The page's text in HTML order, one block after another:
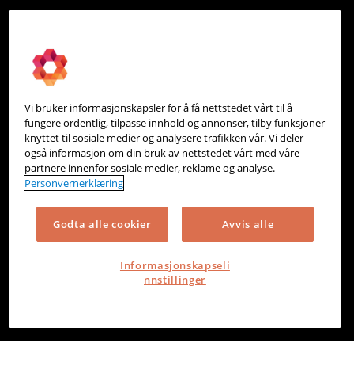
Om oss
Partneroversikt
Integrasjoner
Hjelpesenter
Kontakt oss
Personvern
Informasjonskapsler
Vi bruker informasjonskapsler for å få nettstedet vårt til å
fungere ordentlig, tilpasse innhold og annonser, tilby funksjoner
knyttet til sosiale medier og analysere trafikken vår. Vi deler
også informasjon om din bruk av nettstedet vårt med våre
partnere innenfor sosiale medier, reklame og analyse.
Personvernerklæring
Godta alle cookier Avvis alle
Informasjonskapseli
nnstillinger